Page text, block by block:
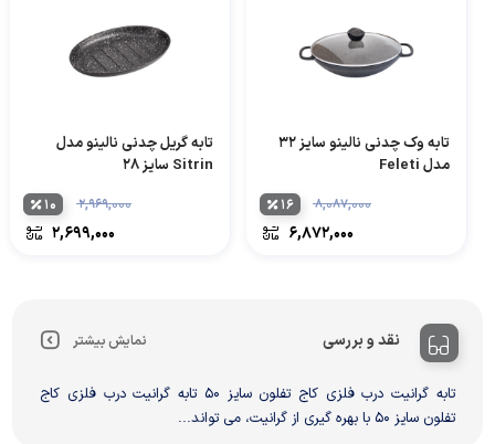
تابه وک چدنی نالینو سایز 32
مدل Feleti
۸,۰۸۷,۰۰۰
۶,۸۷۲,۰۰۰
۱۶
تابه گریل چدنی نالینو مدل
Sitrin سایز 28
۲,۹۶۹,۰۰۰
۲,۶۹۹,۰۰۰
۱۰
نقد و بررسی نمایش بیشتر
تابه گرانیت درب فلزی کاج تفلون سایز 50 تابه گرانیت درب فلزی کاج
تفلون سایز 50 با بهره گیری از گرانیت، می تواند...